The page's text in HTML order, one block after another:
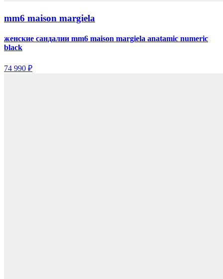
mm6 maison margiela
женские сандалии mm6 maison margiela anatamic numeric
black
74 990 ₽